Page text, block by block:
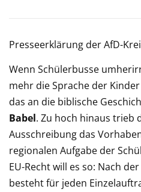
Presseerklärung der AfD-
Wenn Schülerbusse
mehr die Sprache der
das an die biblische
Babel. Zu hoch hinaus trieb
Ausschreibung das
regionalen Aufgabe der
EU-Recht will es so: Nach
besteht für jeden